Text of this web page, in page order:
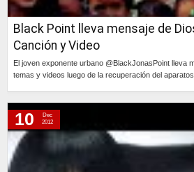
Black Point lleva mensaje de
Canción y Video
El joven exponente urbano @BlackJonasPoint lleva
temas y videos luego de la recuperación del
10
Dec
2012